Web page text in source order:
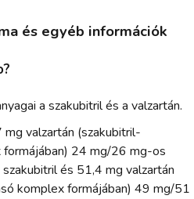
és egyéb információk
a szakubitril és a valzartán.
valzartán (szakubitril-
24 mg/26 mg-os
és 51,4 mg valzartán
komplex formájában) 49 mg/51